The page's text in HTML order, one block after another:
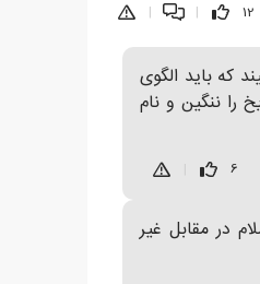
12
|
|
که باید الگوی
ننگین و نام
6
در مقابل غیر